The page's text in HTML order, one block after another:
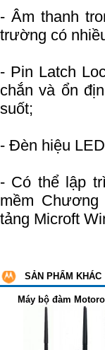
- Âm thanh
trường có
- Pin Latch
chắn và ổn
suốt;
- Đèn hiệu
- Có thể lập
mềm Chương
tảng Microft
SẢN PHẨM KHÁC
Máy bộ đàm